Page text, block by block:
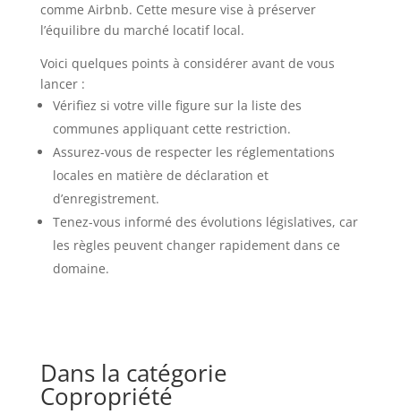
comme Airbnb. Cette mesure vise à préserver
l’équilibre du marché locatif local.
Voici quelques points à considérer avant de vous
lancer :
Vérifiez si votre ville figure sur la liste des
communes appliquant cette restriction.
Assurez-vous de respecter les réglementations
locales en matière de déclaration et
d’enregistrement.
Tenez-vous informé des évolutions législatives, car
les règles peuvent changer rapidement dans ce
domaine.
Dans la catégorie
Copropriété